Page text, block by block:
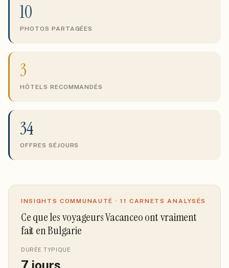
10
PHOTOS PARTAGÉES
3
HÔTELS RECOMMANDÉS
34
OFFRES SÉJOURS
INSIGHTS COMMUNAUTÉ · 11 CARNETS ANALYSÉS
Ce que les voyageurs Vacanceo ont vraiment
fait en Bulgarie
DURÉE TYPIQUE
7 jours